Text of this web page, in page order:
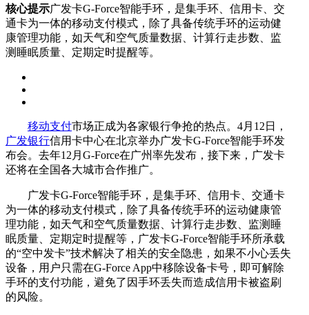
核心提示广发卡G-Force智能手环，是集手环、信用卡、交
通卡为一体的移动支付模式，除了具备传统手环的运动健
康管理功能，如天气和空气质量数据、计算行走步数、监
测睡眠质量、定期定时提醒等。
移动支付市场正成为各家银行争抢的热点。4月12日，
广发银行信用卡中心在北京举办广发卡G-Force智能手环发
布会。去年12月G-Force在广州率先发布，接下来，广发卡
还将在全国各大城市合作推广。
广发卡G-Force智能手环，是集手环、信用卡、交通卡
为一体的移动支付模式，除了具备传统手环的运动健康管
理功能，如天气和空气质量数据、计算行走步数、监测睡
眠质量、定期定时提醒等，广发卡G-Force智能手环所承载
的“空中发卡”技术解决了相关的安全隐患，如果不小心丢失
设备，用户只需在G-Force App中移除设备卡号，即可解除
手环的支付功能，避免了因手环丢失而造成信用卡被盗刷
的风险。